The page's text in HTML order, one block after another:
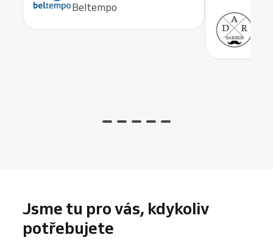
Beltempo
Jsme tu pro vás, kdykoliv
potřebujete